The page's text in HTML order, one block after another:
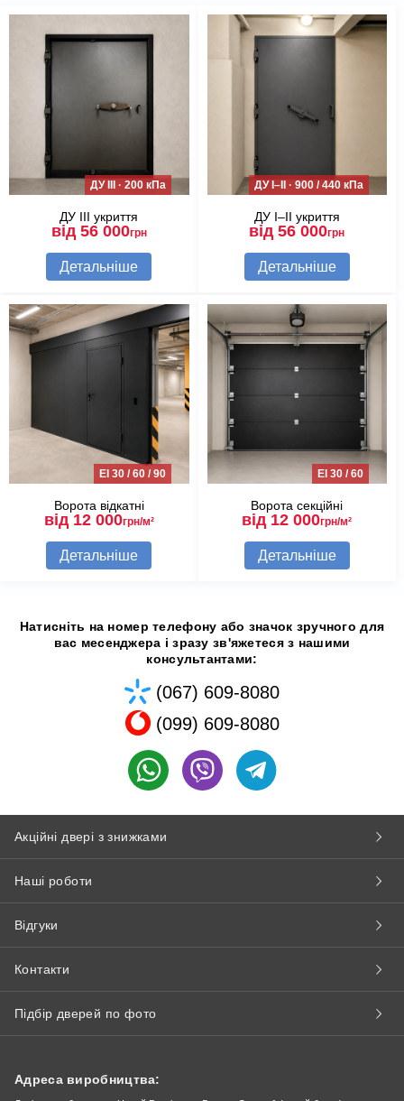
ДУ III · 200 кПа
ДУ III укриття
від 56 000грн
Детальніше
ДУ I–II · 900 / 440 кПа
ДУ I–II укриття
від 56 000грн
Детальніше
EI 30 / 60 / 90
Ворота відкатні
від 12 000грн/м²
Детальніше
EI 30 / 60
Ворота секційні
від 12 000грн/м²
Детальніше
Натисніть на номер телефону або значок зручного для
вас месенджера і зразу зв'яжетеся з нашими
консультантами:
(067) 609-8080
(099) 609-8080
Акційні двері з знижками
Наші роботи
Відгуки
Контакти
Підбір дверей по фото
Адреса виробництва: